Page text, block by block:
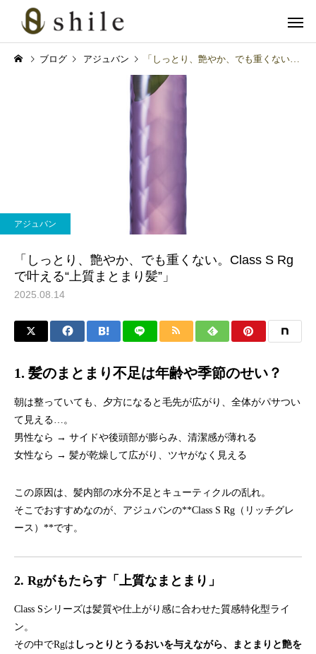
カット
血流アップで冬の抜け毛対
策！グロッティ育毛スパの
すすめ
かメンズの完成形」
ブログ アジュバン 「しっとり、艶やか、でも重くない。Class S Rgで叶える“上質まとまり髪”」
アジュバン
「しっとり、艶やか、でも重くない。Class S Rg
で叶える“上質まとまり髪”」
2025.08.14
1. 髪のまとまり不足は年齢や季節のせい？
朝は整っていても、夕方になると毛先が広がり、全体がパサつい
て見える…。
男性なら → サイドや後頭部が膨らみ、清潔感が薄れる
女性なら → 髪が乾燥して広がり、ツヤがなく見える
この原因は、髪内部の水分不足とキューティクルの乱れ。
そこでおすすめなのが、アジュバンの**Class S Rg（リッチグレ
ース）**です。
2. Rgがもたらす「上質なまとまり」
Class Sシリーズは髪質や仕上がり感に合わせた質感特化型ライ
ン。
その中でRgは しっとりとうるおいを与えながら、まとまりと艶を